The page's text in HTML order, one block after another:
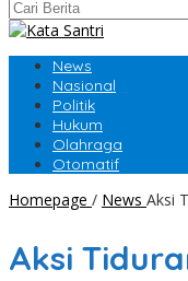
News
Nasional
Politik
Hukum
Olahraga
Otomatif
Homepage / News Aksi
Aksi